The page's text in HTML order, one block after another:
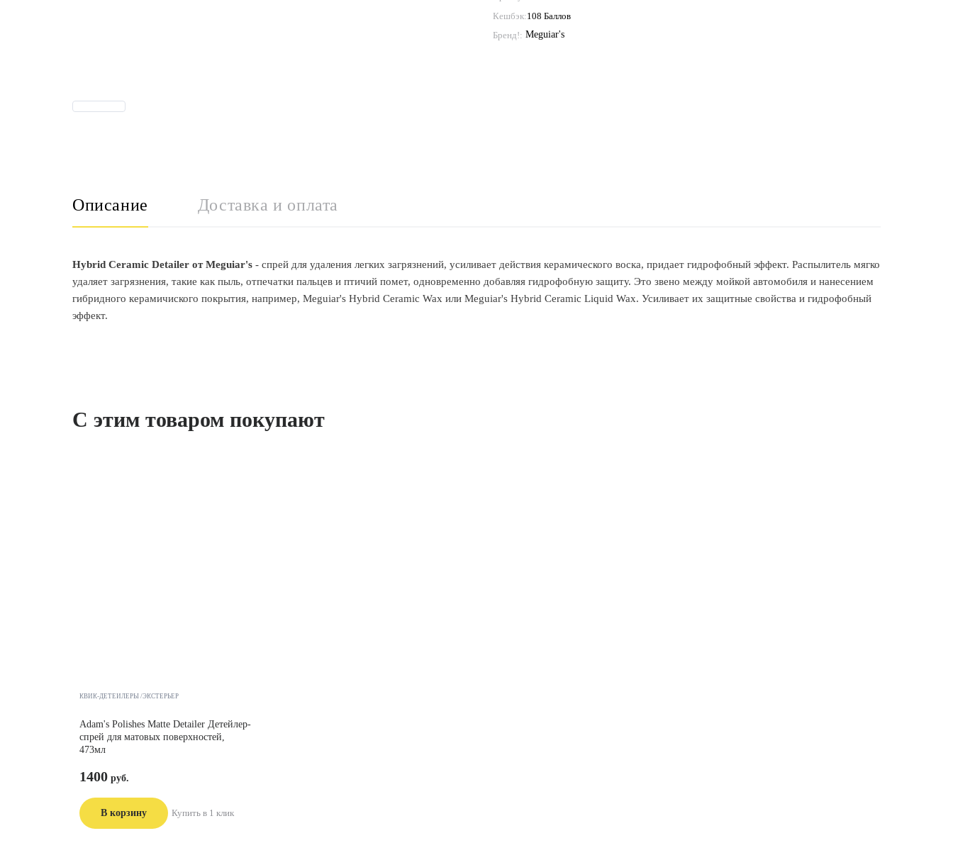
Кешбэк:108 Баллов
Бренд!: Meguiar's
Описание Доставка и оплата
Hybrid Ceramic Detailer от Meguiar's - спрей для удаления легких загрязнений, усиливает действия керамического воска, придает гидрофобный эффект. Распылитель мягко
удаляет загрязнения, такие как пыль, отпечатки пальцев и птичий помет, одновременно добавляя гидрофобную защиту. Это звено между мойкой автомобиля и нанесением
гибридного керамичиского покрытия, например, Meguiar's Hybrid Ceramic Wax или Meguiar's Hybrid Ceramic Liquid Wax. Усиливает их защитные свойства и гидрофобный
эффект.
С этим товаром покупают
КВИК-ДЕТЕЙЛЕРЫ /ЭКСТЕРЬЕР
Adam's Polishes Matte Detailer Детейлер-
спрей для матовых поверхностей,
473мл
1400
В корзину Купить в 1 клик